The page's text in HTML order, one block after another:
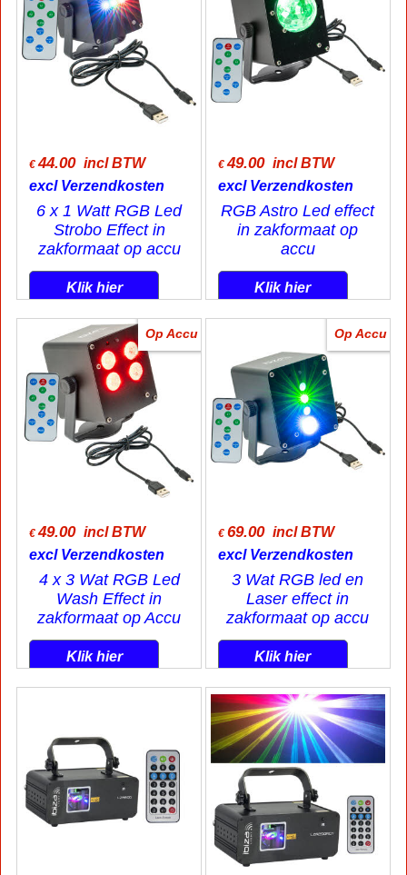
€ 44.00 incl BTW
excl Verzendkosten
6 x 1 Watt RGB Led
Strobo Effect in
zakformaat op accu
Klik hier
€ 49.00 incl BTW
excl Verzendkosten
RGB Astro Led effect
in zakformaat op
accu
Klik hier
Op Accu
€ 49.00 incl BTW
excl Verzendkosten
4 x 3 Wat RGB Led
Wash Effect in
zakformaat op Accu
Klik hier
Op Accu
€ 69.00 incl BTW
excl Verzendkosten
3 Wat RGB led en
Laser effect in
zakformaat op accu
Klik hier